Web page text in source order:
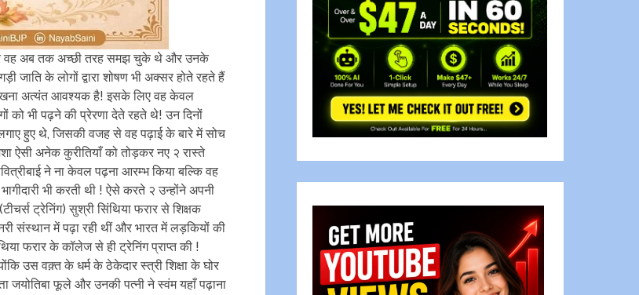
वह अब तक अच्छी तरह समझ चुके थे और उनके
जाति के लोगों द्वारा शोषण भी अक्सर होते रहते हैं
अत्यंत आवश्यक है! इसके लिए वह केवल
को भी पढ़ने की प्रेरणा देते रहते थे! उन दिनों
हुए थे, जिसकी वजह से वह पढ़ाई के बारे में सोच
ऐसी अनेक कुरीतियाँ को तोड़कर नए २ रास्ते
ने ना केवल पढ़ना आरम्भ किया बल्कि वह
भी करती थी ! ऐसे करते २ उन्होंने अपनी
ट्रेनिंग) सुश्री सिंथिया फरार से शिक्षक
संस्थान में पढ़ा रही थीं और भारत में लड़कियों की
फरार के कॉलेज से ही ट्रेनिंग प्राप्त की !
उस वक़्त के धर्म के ठेकेदार स्त्री शिक्षा के घोर
जयोतिबा फूले और उनकी पत्नी ने स्वंम यहाँ पढ़ाना